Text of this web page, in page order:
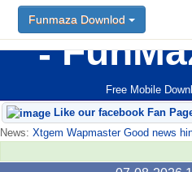
Free Mobile
Funmaza Downlod
Like our facebook Fan
News: Xtgem Wapmaster Good news